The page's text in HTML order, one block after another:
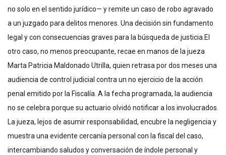
no solo en el sentido jurídico— y remite un caso de robo agravado
a un juzgado para delitos menores. Una decisión sin fundamento
legal y con consecuencias graves para la búsqueda de justicia.El
otro caso, no menos preocupante, recae en manos de la jueza
Marta Patricia Maldonado Utrilla, quien retrasa por dos meses una
audiencia de control judicial contra un no ejercicio de la acción
penal emitido por la Fiscalía. A la fecha programada, la audiencia
no se celebra porque su actuario olvidó notificar a los involucrados.
La jueza, lejos de asumir responsabilidad, encubre la negligencia y
muestra una evidente cercanía personal con la fiscal del caso,
intercambiando saludos y conversación de índole personal y